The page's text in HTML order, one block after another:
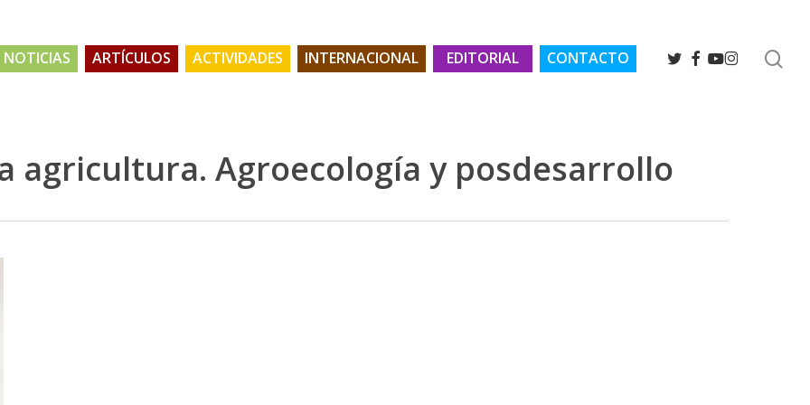
NOTICIAS ARTÍCULOS ACTIVIDADES INTERNACIONAL EDITORIAL CONTACTO TWITTER
FACEBOOK
YOUTUBE
INSTAGRAM
agricultura. Agroecología y posdesarrollo